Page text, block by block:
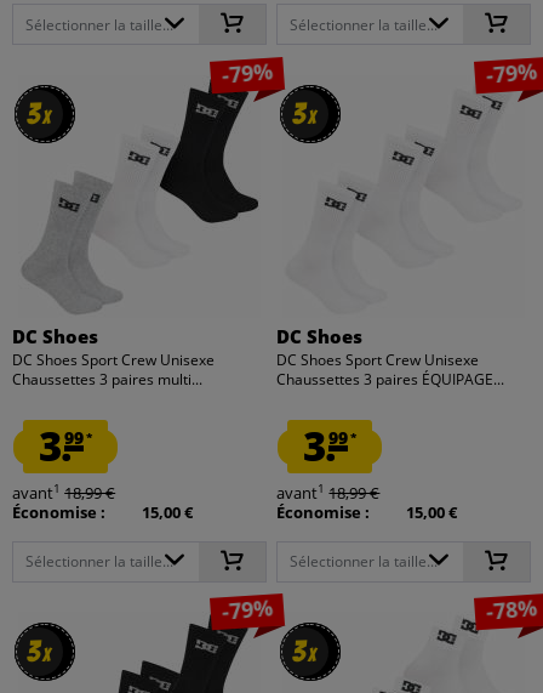
Sélectionner la taille... Sélectionner la taille...
3x
3x
-79%
DC Shoes
DC Shoes Sport Crew Unisexe
Chaussettes 3 paires multi...
3.99*
avant1 18,99 €
Économise :
15,00 €
Sélectionner la taille...
3x
3x
-79%
DC Shoes
DC Shoes Sport Crew Unisexe
Chaussettes 3 paires ÉQUIPAGE...
3.99*
avant1 18,99 €
Économise :
15,00 €
Sélectionner la taille...
3x
3x
-79%
3x
3x
-78%